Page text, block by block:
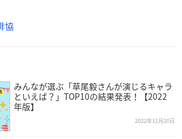
協
みんなが選ぶ「草尾毅さんが演じるキャラ
といえば？」TOP10の結果発表！【2022
年版】
2022年11月20日